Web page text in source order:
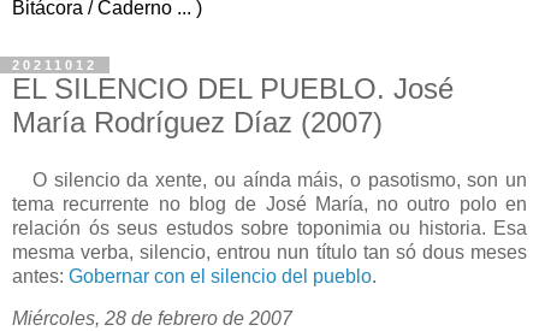
Bitácora / Caderno ... )
20211012
EL SILENCIO DEL PUEBLO. José
María Rodríguez Díaz (2007)
O silencio da xente, ou aínda máis, o pasotismo, son un
tema recurrente no blog de José María, no outro polo en
relación ós seus estudos sobre toponimia ou historia. Esa
mesma verba, silencio, entrou nun título tan só dous meses
antes: Gobernar con el silencio del pueblo.
Miércoles, 28 de febrero de 2007